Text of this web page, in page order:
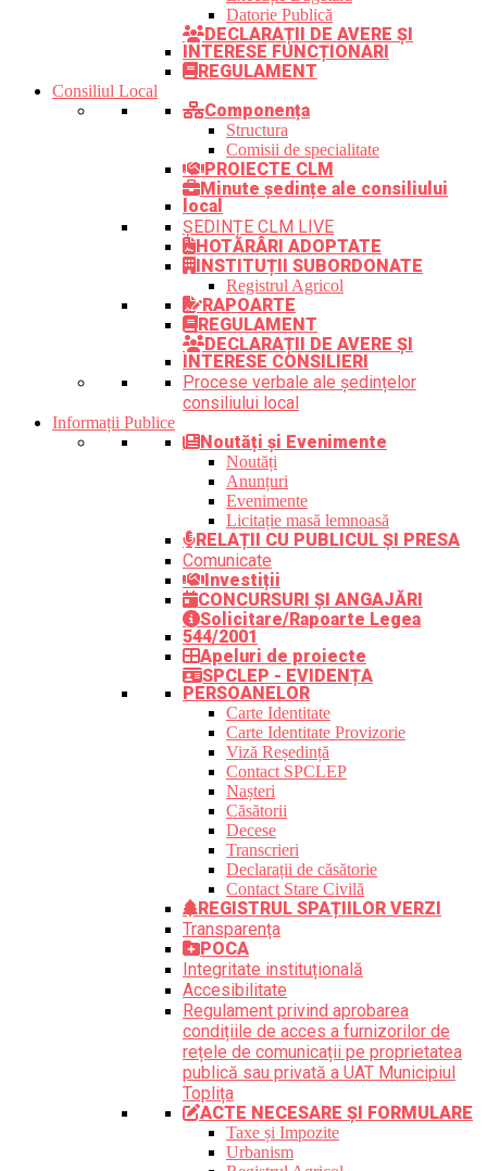
Datorie Publică
DECLARAȚII DE AVERE ȘI
INTERESE FUNCȚIONARI
REGULAMENT
Consiliul Local
Componența
Structura
Comisii de specialitate
PROIECTE CLM
Minute ședințe ale consiliului
local
ȘEDINȚE CLM LIVE
HOTĂRÂRI ADOPTATE
INSTITUȚII SUBORDONATE
Registrul Agricol
RAPOARTE
REGULAMENT
DECLARAȚII DE AVERE ȘI
INTERESE CONSILIERI
Procese verbale ale ședințelor
consiliului local
Informații Publice
Noutăți și Evenimente
Noutăți
Anunțuri
Evenimente
Licitație masă lemnoasă
RELAȚII CU PUBLICUL ȘI PRESA
Comunicate
Investiții
CONCURSURI ȘI ANGAJĂRI
Solicitare/Rapoarte Legea
544/2001
Apeluri de proiecte
SPCLEP - EVIDENȚA
PERSOANELOR
Carte Identitate
Carte Identitate Provizorie
Viză Reședință
Contact SPCLEP
Nașteri
Căsătorii
Decese
Transcrieri
Declarații de căsătorie
Contact Stare Civilă
REGISTRUL SPAȚIILOR VERZI
Transparența
POCA
Integritate instituțională
Accesibilitate
Regulament privind aprobarea
condițiile de acces a furnizorilor de
rețele de comunicații pe proprietatea
publică sau privată a UAT Municipiul
Toplița
ACTE NECESARE ȘI FORMULARE
Taxe și Impozite
Urbanism